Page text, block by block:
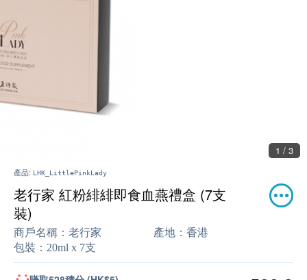
2 / 3
產品: LHK_LittlePinkLady
老行家 紅粉緋緋即食血燕禮盒 (7支
裝)
商戶名稱： 老行家 產地： 香港
包裝： 20ml x 7支